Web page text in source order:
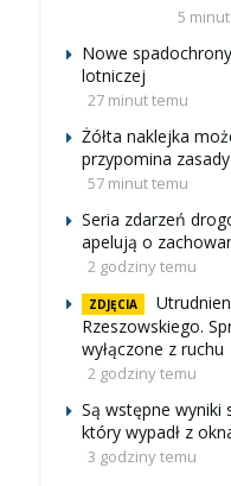
5
Nowe
lotniczej
27 minut temu
Żółta naklejka
przypomina
57 minut temu
Seria zdarzeń
apelują o
2 godziny temu
ZDJĘCIA
Rzeszowskiego.
wyłączone z ruchu
2 godziny temu
Są wstępne wyniki
który wypadł z
3 godziny temu